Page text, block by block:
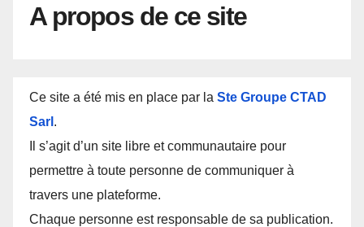
A propos de ce site
Ce site a été mis en place par la Ste Groupe CTAD
Sarl .
Il s’agit d’un site libre et communautaire pour
permettre à toute personne de communiquer à
travers une plateforme.
Chaque personne est responsable de sa publication.